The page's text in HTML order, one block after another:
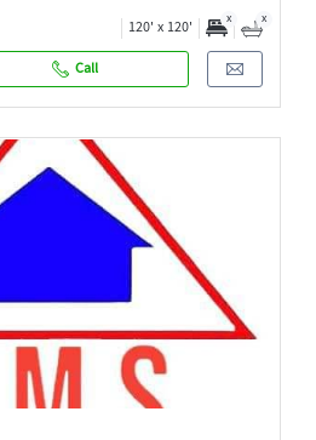
120' x 120' x x
Call